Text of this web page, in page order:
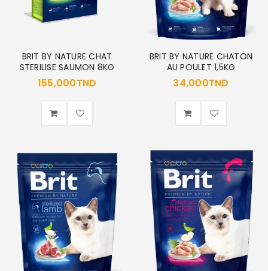
BRIT BY NATURE CHAT
STERILISE SAUMON 8KG
155,000TND
BRIT BY NATURE CHATON
AU POULET 1,5KG
34,000TND